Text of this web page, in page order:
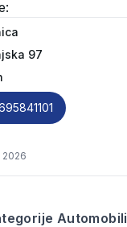
97
2026
Automobili